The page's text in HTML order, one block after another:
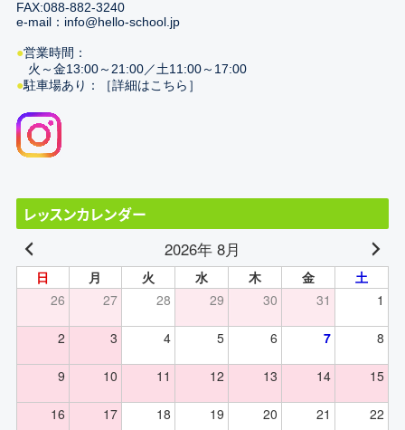
FAX:088-882-3240
e-mail： info@hello-school.jp
営業時間：
火～金13:00～21:00／土11:00～17:00
駐車場あり：
［詳細はこちら］
レッスンカレンダー
2026年 8月
日 月 火 水 木 金
土
26
27 28 29 30 31 1
2 3 4 5 6 7 8
9 10 11 12 13 14 15
16 17 18 19 20 21 22